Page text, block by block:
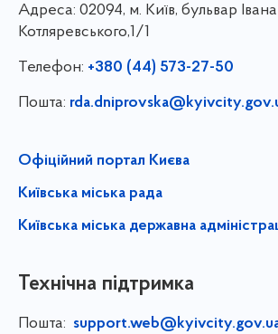
Адреса: 02094, м. Київ, бульвар Івана
Котляревського,1/1
Телефон: +380 (44) 573-27-50
Пошта:
Офіційний портал Києва
Київська міська рада
Київська міська державна
Технічна підтримка
Пошта: